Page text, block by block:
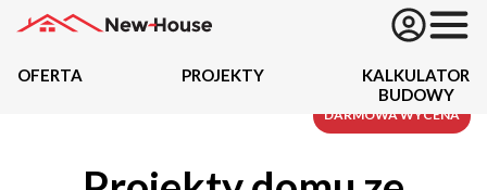
OFERTA PROJEKTY
KALKULATOR
BUDOWY
DARMOWA WYCENA